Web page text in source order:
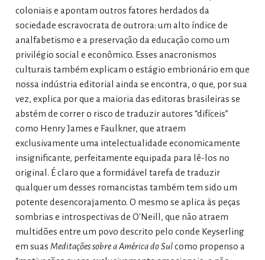
coloniais e apontam outros fatores herdados da
sociedade escravocrata de outrora: um alto índice de
analfabetismo e a preservação da educação como um
privilégio social e econômico. Esses anacronismos
culturais também explicam o estágio embrionário em que
nossa indústria editorial ainda se encontra, o que, por sua
vez, explica por que a maioria das editoras brasileiras se
abstém de correr o risco de traduzir autores “difíceis”
como Henry James e Faulkner, que atraem
exclusivamente uma intelectualidade economicamente
insignificante, perfeitamente equipada para lê-los no
original. É claro que a formidável tarefa de traduzir
qualquer um desses romancistas também tem sido um
potente desencorajamento. O mesmo se aplica às peças
sombrias e introspectivas de O'Neill, que não atraem
multidões entre um povo descrito pelo conde Keyserling
em suas Meditações sobre a América do Sulcomo propenso a